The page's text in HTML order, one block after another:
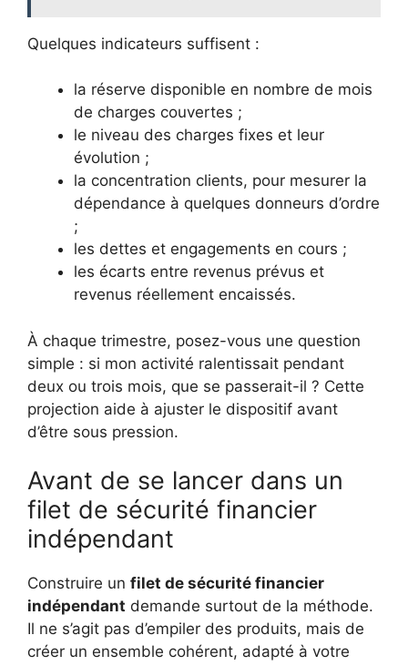
Quelques indicateurs suffisent :
la réserve disponible en nombre de mois
de charges couvertes ;
le niveau des charges fixes et leur
évolution ;
la concentration clients, pour mesurer la
dépendance à quelques donneurs d’ordre
;
les dettes et engagements en cours ;
les écarts entre revenus prévus et
revenus réellement encaissés.
À chaque trimestre, posez-vous une question
simple : si mon activité ralentissait pendant
deux ou trois mois, que se passerait-il ? Cette
projection aide à ajuster le dispositif avant
d’être sous pression.
Avant de se lancer dans un
filet de sécurité financier
indépendant
Construire un filet de sécurité financier
indépendant demande surtout de la méthode.
Il ne s’agit pas d’empiler des produits, mais de
créer un ensemble cohérent, adapté à votre